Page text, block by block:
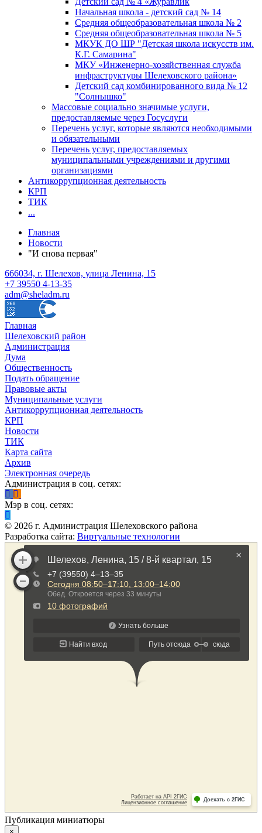
Начальная школа - детский сад № 14
Средняя общеобразовательная школа № 2
Средняя общеобразовательная школа № 5
МКУК ДО ШР "Детская школа искусств им.
К.Г. Самарина"
МКУ «Инженерно-хозяйственная служба
инфраструктуры Шелеховского района»
Детский сад комбинированного вида № 12
"Солнышко"
Массовые социально значимые услуги,
предоставляемые через Госуслуги
Перечень услуг, которые являются необходимыми
и обязательными
Перечень услуг, предоставляемых
муниципальными учреждениями и другими
организациями
Антикоррупционная деятельность
КРП
ТИК
...
Главная
Новости
"И снова первая"
666034, г. Шелехов, улица Ленина, 15
+7 39550 4-13-35
adm@sheladm.ru
Главная
Шелеховский район
Администрация
Дума
Общественность
Подать обращение
Правовые акты
Муниципальные услуги
Антикоррупционная деятельность
КРП
Новости
ТИК
Карта сайта
Архив
Электронная очередь
Администрация в соц. сетях:
Мэр в соц. сетях:
© 2026 г. Администрация Шелеховского района
Разработка сайта: Виртуальные технологии
Публикация миниатюры